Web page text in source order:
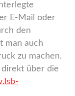
E-Mail oder
den
man auch
zu machen.
direkt über die